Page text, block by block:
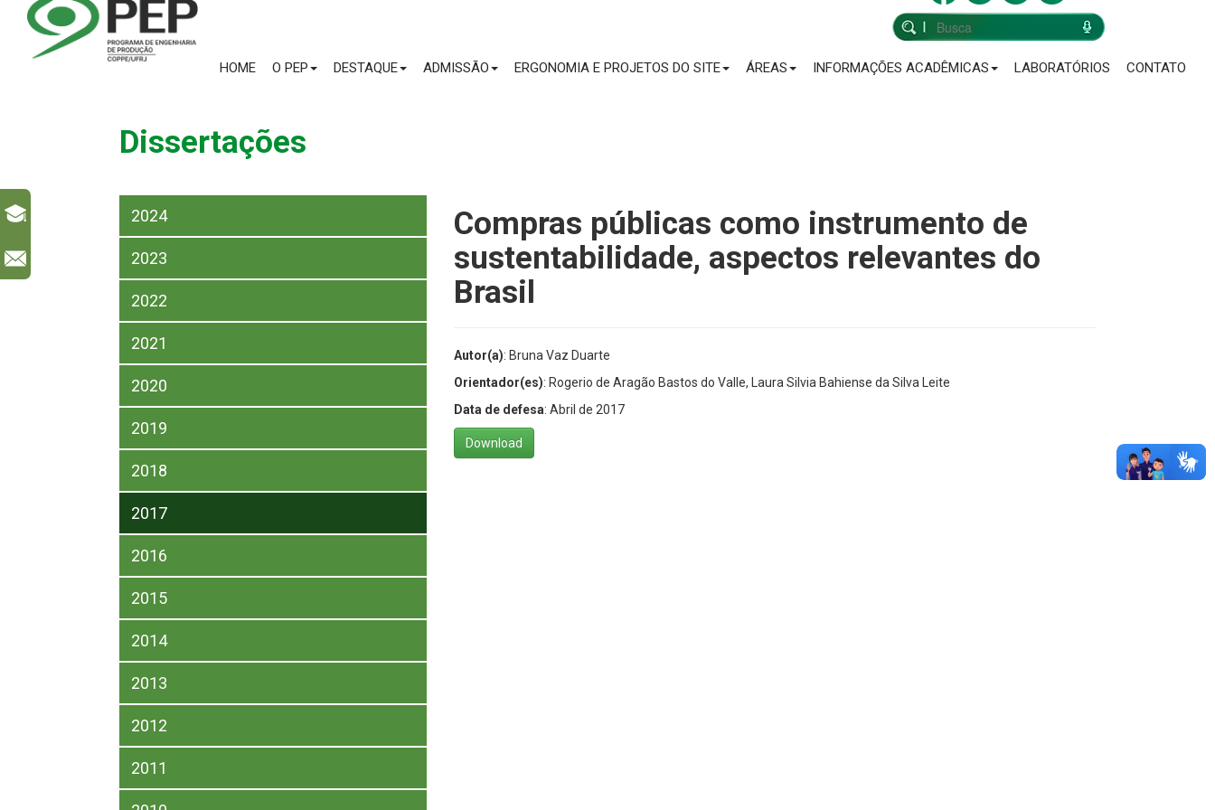
HOME O PEP DESTAQUE ADMISSÃO ERGONOMIA E PROJETOS DO SITE ÁREAS INFORMAÇÕES ACADÊMICAS LABORATÓRIOS CONTATO
Dissertações
2024
2023
2022
2021
2020
2019
2018
2017
2016
2015
2014
2013
2012
2011
Compras públicas como instrumento de
sustentabilidade, aspectos relevantes do
Brasil
Autor(a): Bruna Vaz Duarte
Orientador(es): Rogerio de Aragão Bastos do Valle, Laura Silvia Bahiense da Silva Leite
Data de defesa: Abril de 2017
Download